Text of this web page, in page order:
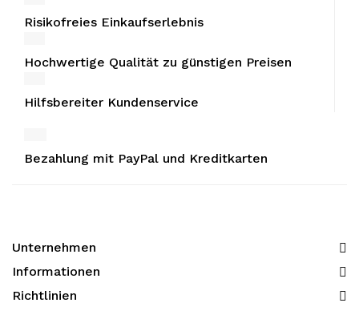
Risikofreies Einkaufserlebnis
Hochwertige Qualität zu günstigen Preisen
Hilfsbereiter Kundenservice
Bezahlung mit PayPal und Kreditkarten
Unternehmen
Informationen​
Richtlinien